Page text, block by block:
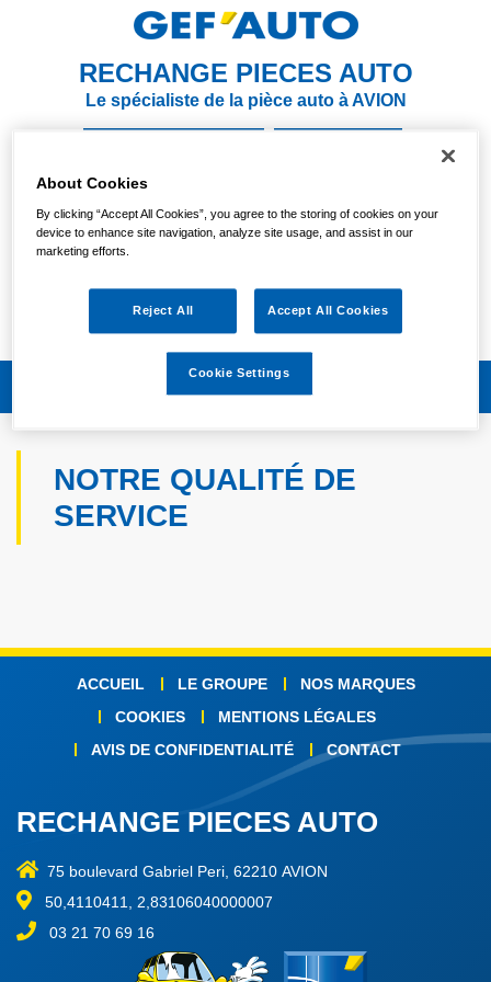
RECHANGE PIECES AUTO
Le spécialiste de la pièce auto à AVION
Votre magasin est actuellement
Vendredi :
09:00/12:00 - 13:30/18:30
NOTRE QUALITÉ DE
SERVICE
ACCUEIL LE GROUPE
NOS MARQUES
COOKIES
MENTIONS LÉGALES
AVIS DE CONFIDENTIALITÉ
CONTACT
RECHANGE PIECES AUTO
75 boulevard Gabriel Peri, 62210 AVION
50,4110411, 2,83106040000007
03 21 70 69 16
About Cookies
By clicking “Accept All Cookies”, you agree to the storing of cookies on your
device to enhance site navigation, analyze site usage, and assist in our
marketing efforts.
Reject All Accept All Cookies
Cookie Settings